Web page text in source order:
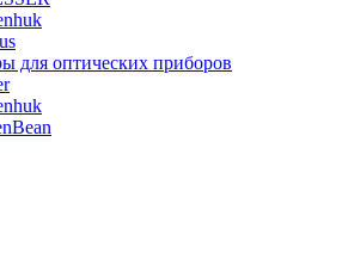
для оптических приборов